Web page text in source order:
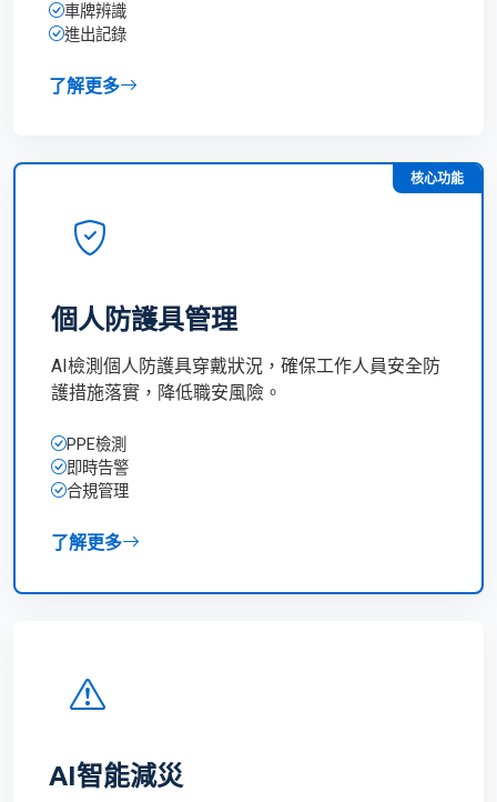
車牌辨識
進出記錄
了解更多
核心功能
個人防護具管理
AI檢測個人防護具穿戴狀況，確保工作人員安全防
護措施落實，降低職安風險。
PPE檢測
即時告警
合規管理
了解更多
AI智能減災